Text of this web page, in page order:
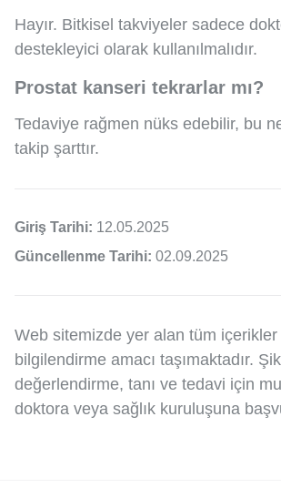
Hayır. Bitkisel takviyeler sadece
destekleyici olarak kullanılmalıdır.
Prostat kanseri tekrarlar mı?
Tedaviye rağmen nüks edebilir, bu
takip şarttır.
Giriş Tarihi: 12.05.2025
Güncellenme Tarihi: 02.09.2025
Web sitemizde yer alan tüm içerikler
bilgilendirme amacı taşımaktadır.
değerlendirme, tanı ve tedavi için
doktora veya sağlık kuruluşuna